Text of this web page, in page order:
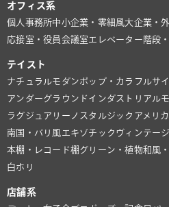
オフィス系
個人事務所中小企業・零細風大企業・
応接室・役員会議室 エレベーター 階段
テイスト
ナチュラルモダンポップ・カラフルサ
アンダーグラウンド インダストリアル
ラグジュアリー ノスタルジック アメリ
南国・バリ風 エキゾチック ヴィンテージ
本棚・レコード棚グリーン・植物和風
白ホリ
店舗系